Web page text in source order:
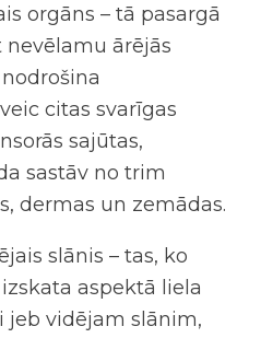
orgāns – tā pasargā
ārējās
citas svarīgas
sajūtas,
sastāv no trim
dermas un zemādas.
slānis – tas, ko
aspektā liela
jeb vidējam slānim,